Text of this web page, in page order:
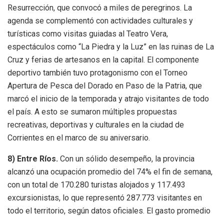
Resurrección, que convocó a miles de peregrinos. La
agenda se complementó con actividades culturales y
turísticas como visitas guiadas al Teatro Vera,
espectáculos como “La Piedra y la Luz” en las ruinas de La
Cruz y ferias de artesanos en la capital. El componente
deportivo también tuvo protagonismo con el Torneo
Apertura de Pesca del Dorado en Paso de la Patria, que
marcó el inicio de la temporada y atrajo visitantes de todo
el país. A esto se sumaron múltiples propuestas
recreativas, deportivas y culturales en la ciudad de
Corrientes en el marco de su aniversario.
8) Entre Ríos. Con un sólido desempeño, la provincia
alcanzó una ocupación promedio del 74% el fin de semana,
con un total de 170.280 turistas alojados y 117.493
excursionistas, lo que representó 287.773 visitantes en
todo el territorio, según datos oficiales. El gasto promedio